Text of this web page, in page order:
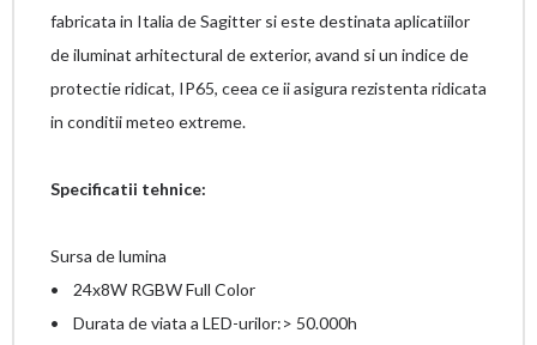
fabricata in Italia de Sagitter si este destinata aplicatiilor
de iluminat arhitectural de exterior, avand si un indice de
protectie ridicat, IP65, ceea ce ii asigura rezistenta ridicata
in conditii meteo extreme.
Specificatii tehnice:
Sursa de lumina
• 24x8W RGBW Full Color
• Durata de viata a LED-urilor:> 50.000h